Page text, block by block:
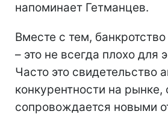
напоминает Гетманцев.
Вместе с тем,
– это не всегда плохо для
Часто это свидетельство
конкурентности на рынке,
сопровождается новыми